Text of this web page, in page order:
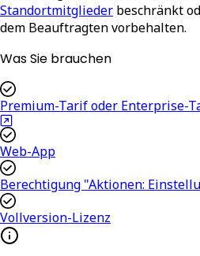
Standortmitglieder beschränkt
dem Beauftragten vorbehalten.
Was Sie brauchen
Premium-Tarif oder Enterprise-
Web-App
Berechtigung "Aktionen:
Vollversion-Lizenz